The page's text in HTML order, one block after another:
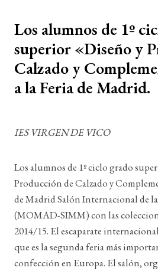
Los alumnos de 1º
superior «Diseño y
Calzado y
a la Feria de Madrid.
IES VIRGEN DE VICO
Los alumnos de 1º ciclo grado
Producción de Calzado y
de Madrid Salón Internacional de
(MOMAD-SIMM) con las
2014/15. El escaparate
que es la segunda feria más
confección en Europa. El salón,